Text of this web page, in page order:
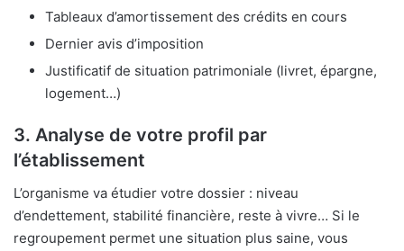
Tableaux d’amortissement des crédits en cours
Dernier avis d’imposition
Justificatif de situation patrimoniale (livret, épargne,
logement…)
3. Analyse de votre profil par
l’établissement
L’organisme va étudier votre dossier : niveau
d’endettement, stabilité financière, reste à vivre… Si le
regroupement permet une situation plus saine, vous